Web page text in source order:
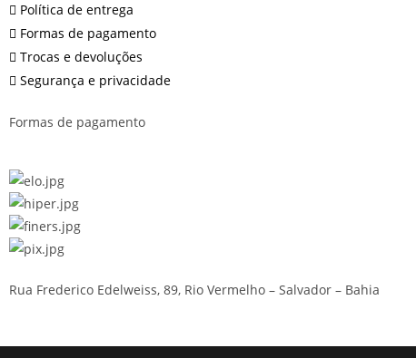
Política de entrega
Formas de pagamento
Trocas e devoluções
Segurança e privacidade
Formas de pagamento
Rua Frederico Edelweiss, 89, Rio Vermelho – Salvador – Bahia